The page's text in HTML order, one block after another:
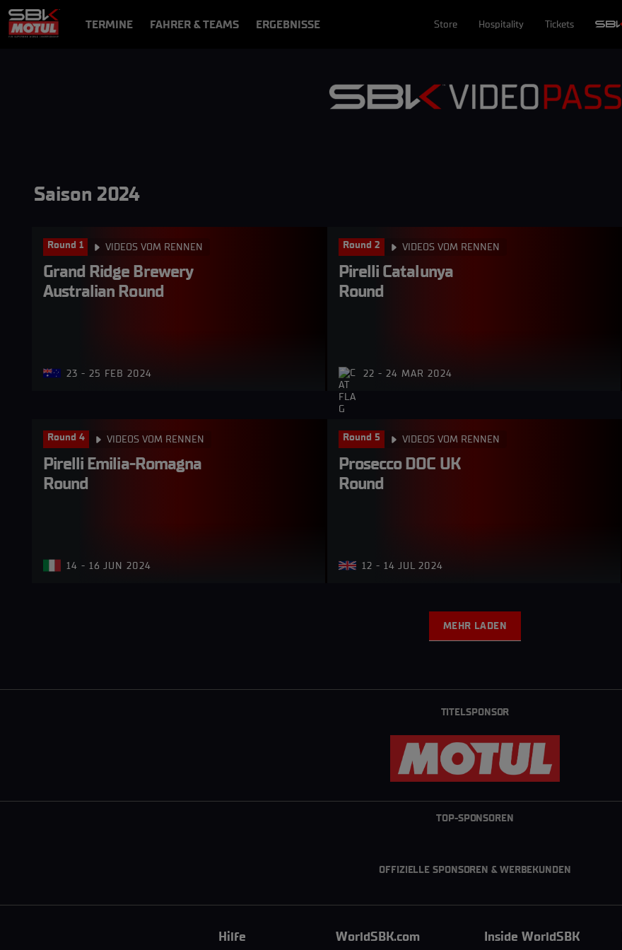
TERMINE FAHRER & TEAMS ERGEBNISSE Store Hospitality Tickets
Saison 2024
Round 1 VIDEOS VOM RENNEN
Grand Ridge Brewery
Australian Round
23 - 25 FEB 2024
Round 2 VIDEOS VOM RENNEN
Pirelli Catalunya
Round
22 - 24 MAR 2024
Round 4 VIDEOS VOM RENNEN
Pirelli Emilia-Romagna
Round
14 - 16 JUN 2024
Round 5 VIDEOS VOM RENNEN
Prosecco DOC UK
Round
12 - 14 JUL 2024
M
E
A
E
MEHR LADEN
TITELSPONSOR
TOP-SPONSOREN
OFFIZIELLE SPONSOREN & WERBEKUNDEN
Hilfe WorldSBK.com Inside WorldSBK